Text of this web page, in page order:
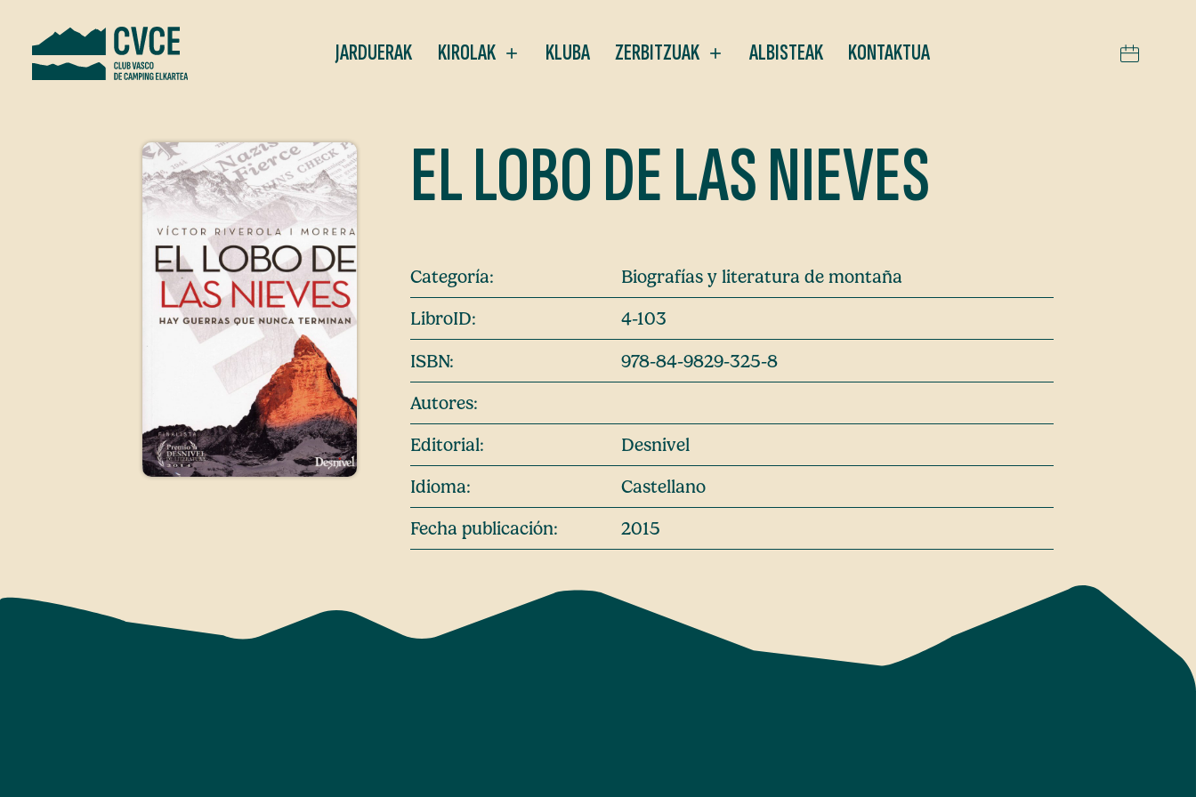
JARDUERAK KIROLAK KLUBA ZERBITZUAK ALBISTEAK KONTAKTUA
EL LOBO DE LAS NIEVES
Categoría:
Biografías y literatura de montaña
LibroID:
4-103
ISBN:
978-84-9829-325-8
Autores:
Editorial:
Desnivel
Idioma:
Castellano
Fecha publicación:
2015